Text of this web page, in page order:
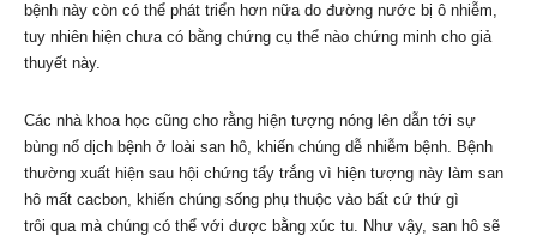
bệnh này còn có thể phát triển hơn nữa do đường nước bị ô nhiễm,
tuy nhiên hiện chưa có bằng chứng cụ thể nào chứng minh cho giả
thuyết này.
Các nhà khoa học cũng cho rằng hiện tượng nóng lên dẫn tới sự
bùng nổ dịch bệnh ở loài san hô, khiến chúng dễ nhiễm bệnh. Bệnh
thường xuất hiện sau hội chứng tẩy trắng vì hiện tượng này làm san
hô mất cacbon, khiến chúng sống phụ thuộc vào bất cứ thứ gì
trôi qua mà chúng có thể với được bằng xúc tu. Như vậy, san hô sẽ